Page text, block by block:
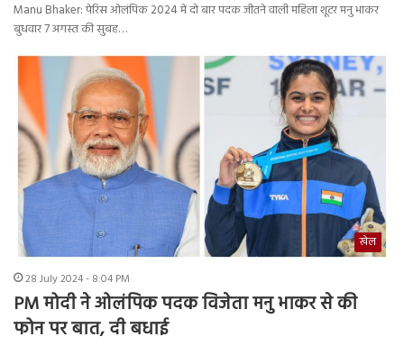
Manu Bhaker: पेरिस ओलंपिक 2024 में दो बार पदक जीतने वाली महिला शूटर मनु भाकर
बुधवार 7 अगस्त की सुबह…
खेल
28 July 2024 - 8:04 PM
PM मोदी ने ओलंपिक पदक विजेता मनु भाकर से की
फोन पर बात, दी बधाई